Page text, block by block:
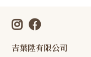
吉葉陞有限公司